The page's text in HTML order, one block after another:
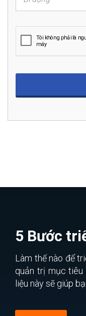
5 Bước
Làm thế nào để
quản trị mục tiêu
liệu này sẽ giúp